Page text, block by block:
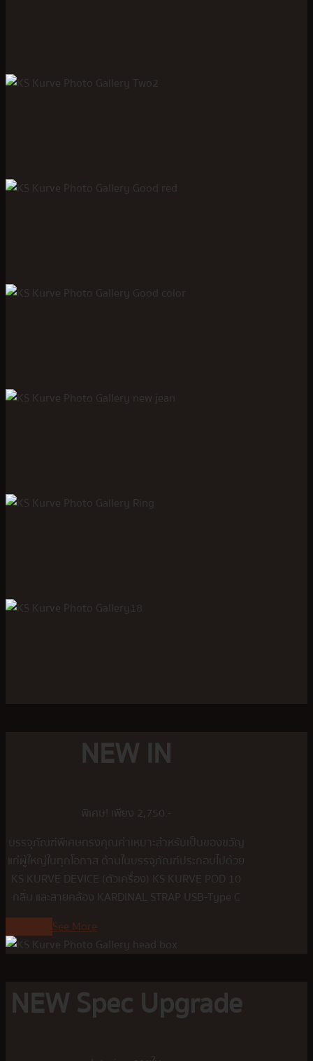
NEW IN
พิเศษ! เพียง 2,750.-
บรรจุภัณฑ์พิเศษทรงคุณค่าเหมาะสำหรับเป็นของขวัญ
แก่ผู้ใหญ่ในทุกโอกาส ด้านในบรรจุภัณฑ์ประกอบไปด้วย
KS KURVE DEVICE (ตัวเครื่อง) KS KURVE POD 10
กลิ่น และสายคล้อง KARDINAL STRAP USB-Type C
See More
NEW Spec Upgrade